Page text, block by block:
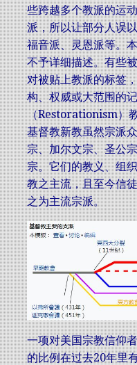
些跨越多个教派的运
派，所以让部分人误
福音派、灵恩派等。
不予详细描述。有些
对被贴上教派的标签
构、权威或大范围的
（Restorationism）
基督教新教虽然宗派
宗、加尔文宗、圣公
宗。它们的教义、组
教之主流，且至今信
之为主流宗派。
一项对美国宗教信仰
的比例在过去20年里